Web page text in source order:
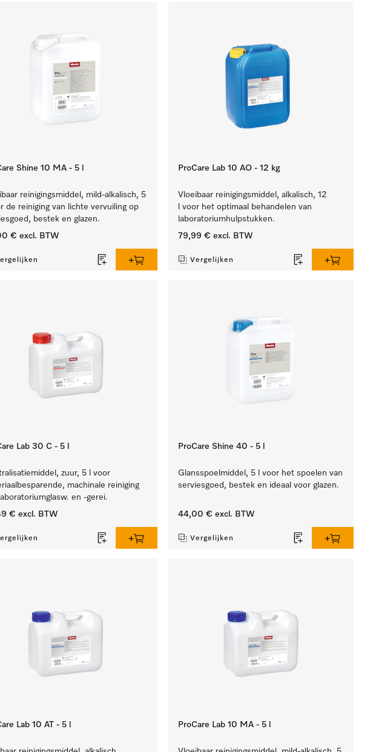
Shine 10 MA - 5 l
reinigingsmiddel, mild-alkalisch, 5
de reiniging van lichte vervuiling op
bestek en glazen.
€ excl. BTW
ProCare Lab 10 AO - 12 kg
Vloeibaar reinigingsmiddel, alkalisch, 12
l voor het optimaal behandelen van
laboratoriumhulpstukken.
79,99 € excl. BTW
Vergelijken
Lab 30 C - 5 l
zuur, 5 l voor
machinale reiniging
en -gerei.
€ excl. BTW
ProCare Shine 40 - 5 l
Glansspoelmiddel, 5 l voor het spoelen van
serviesgoed, bestek en ideaal voor glazen.
44,00 € excl. BTW
Vergelijken
Lab 10 AT - 5 l ProCare Lab 10 MA - 5 l